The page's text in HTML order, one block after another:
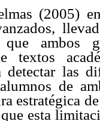
(2005)
que ambos
textos
detectar las
de
estratégica
esta